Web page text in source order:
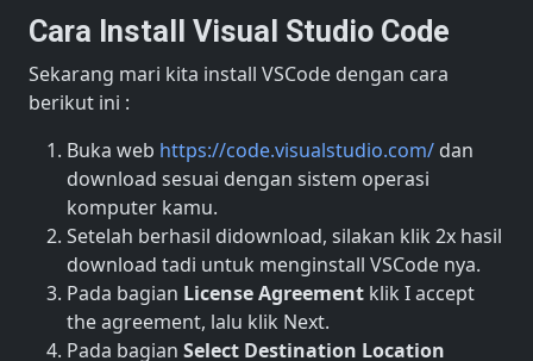
Cara Install Visual Studio Code
Sekarang mari kita install VSCode dengan cara
berikut ini :
Buka web https://code.visualstudio.com/ dan
download sesuai dengan sistem operasi
komputer kamu.
Setelah berhasil didownload, silakan klik 2x hasil
download tadi untuk menginstall VSCode nya.
Pada bagian License Agreement klik I accept
the agreement, lalu klik Next.
Pada bagian Select Destination Location